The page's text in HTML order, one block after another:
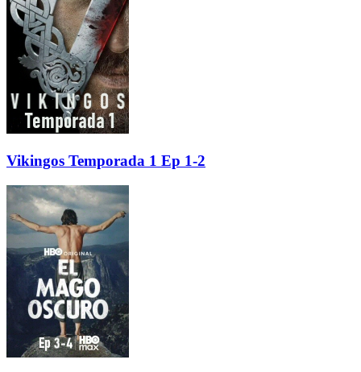
Vikingos Temporada 1 Ep 1-2